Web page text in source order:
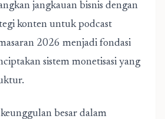
jangkauan bisnis dengan
konten untuk podcast
2026 menjadi fondasi
sistem monetisasi yang
besar dalam